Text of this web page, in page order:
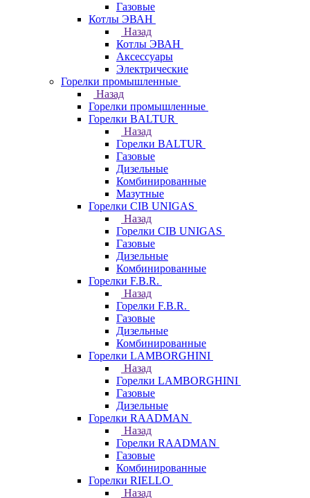
Газовые
Котлы ЭВАН
Назад
Котлы ЭВАН
Аксессуары
Электрические
Горелки промышленные
Назад
Горелки промышленные
Горелки BALTUR
Назад
Горелки BALTUR
Газовые
Дизельные
Комбинированные
Мазутные
Горелки CIB UNIGAS
Назад
Горелки CIB UNIGAS
Газовые
Дизельные
Комбинированные
Горелки F.B.R.
Назад
Горелки F.B.R.
Газовые
Дизельные
Комбинированные
Горелки LAMBORGHINI
Назад
Горелки LAMBORGHINI
Газовые
Дизельные
Горелки RAADMAN
Назад
Горелки RAADMAN
Газовые
Комбинированные
Горелки RIELLO
Назад